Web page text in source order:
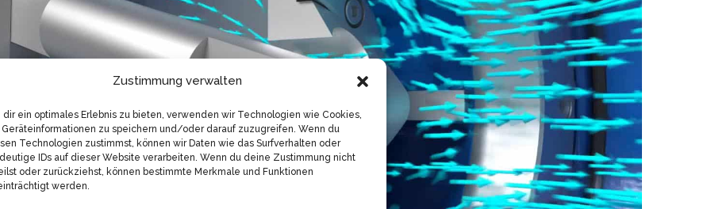
Zustimmung verwalten
dir ein optimales Erlebnis zu bieten, verwenden wir Technologien wie Cookies,
Geräteinformationen zu speichern und/oder darauf zuzugreifen. Wenn du
Technologien zustimmst, können wir Daten wie das Surfverhalten oder
IDs auf dieser Website verarbeiten. Wenn du deine Zustimmung nicht
oder zurückziehst, können bestimmte Merkmale und Funktionen
werden.